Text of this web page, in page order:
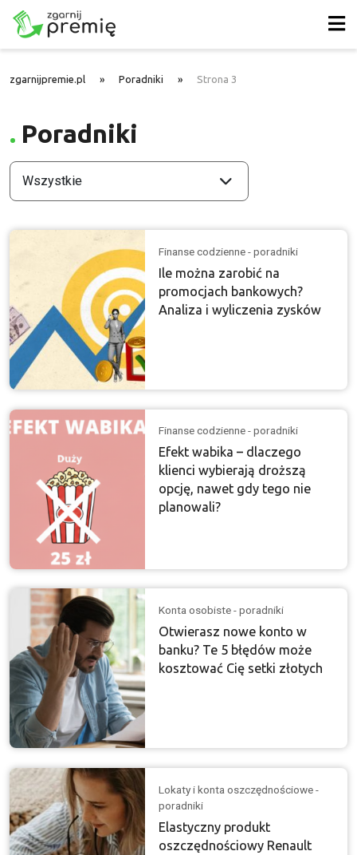
zgarnijpremie.pl » Poradniki » Strona 3
Poradniki
Wszystkie
Finanse codzienne - poradniki
Ile można zarobić na
promocjach bankowych?
Analiza i wyliczenia zysków
Finanse codzienne - poradniki
Efekt wabika – dlaczego
klienci wybierają droższą
opcję, nawet gdy tego nie
planowali?
Konta osobiste - poradniki
Otwierasz nowe konto w
banku? Te 5 błędów może
kosztować Cię setki złotych
Lokaty i konta oszczędnościowe -
poradniki
Elastyczny produkt
oszczędnościowy Renault